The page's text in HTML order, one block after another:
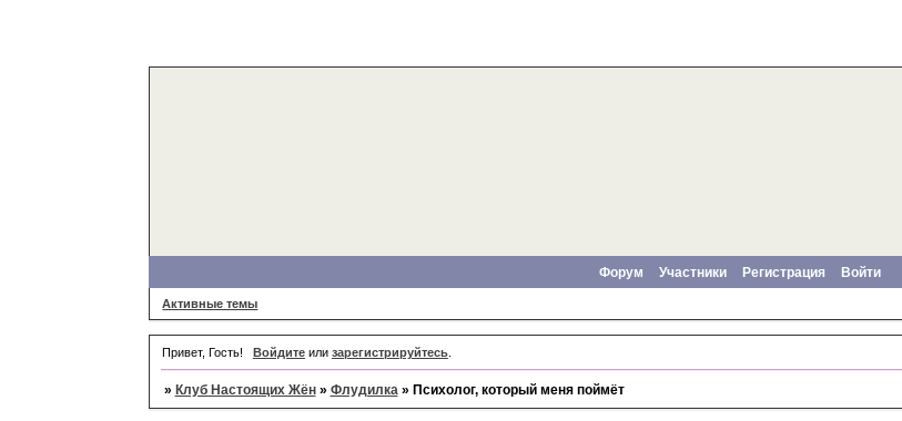
Форум Участники Регистрация Войти
Активные темы
Привет, Гость! Войдитеили зарегистрируйтесь.
» Клуб Настоящих Жён » Флудилка » Психолог, который меня поймёт